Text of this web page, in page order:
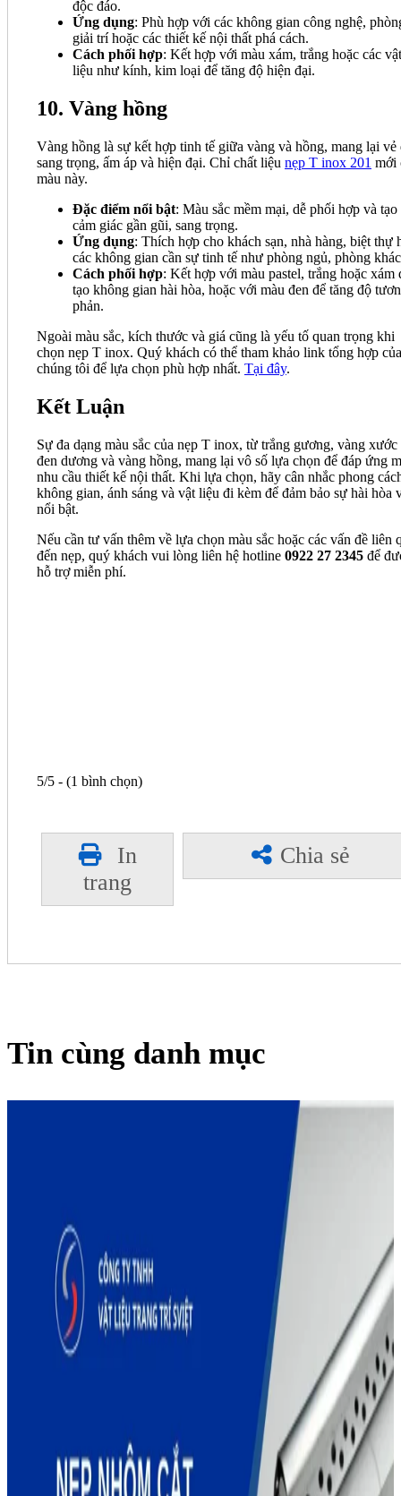
độc đáo.
Ứng dụng: Phù hợp với các không gian công nghệ,
giải trí hoặc các thiết kế nội thất phá cách.
Cách phối hợp: Kết hợp với màu xám, trắng hoặc các vật
liệu như kính, kim loại để tăng độ hiện đại.
10. Vàng hồng
Vàng hồng là sự kết hợp tinh tế giữa vàng và hồng, mang lại vẻ
sang trọng, ấm áp và hiện đại. Chỉ chất liệu nẹp T inox 201 mới
màu này.
Đặc điểm nổi bật: Màu sắc mềm mại, dễ phối hợp và tạo
cảm giác gần gũi, sang trọng.
Ứng dụng: Thích hợp cho khách sạn, nhà hàng, biệt thự
các không gian cần sự tinh tế như phòng ngủ, phòng
Cách phối hợp: Kết hợp với màu pastel, trắng hoặc xám
tạo không gian hài hòa, hoặc với màu đen để tăng độ
phản.
Ngoài màu sắc, kích thước và giá cũng là yếu tố quan trọng khi
chọn nẹp T inox. Quý khách có thể tham khảo link tổng hợp của
chúng tôi để lựa chọn phù hợp nhất. Tại đây.
Kết Luận
Sự đa dạng màu sắc của nẹp T inox, từ trắng gương, vàng xước
đen dương và vàng hồng, mang lại vô số lựa chọn để đáp ứng
nhu cầu thiết kế nội thất. Khi lựa chọn, hãy cân nhắc phong
không gian, ánh sáng và vật liệu đi kèm để đảm bảo sự hài hòa
nổi bật.
Nếu cần tư vấn thêm về lựa chọn màu sắc hoặc các vấn đề liên
đến nẹp, quý khách vui lòng liên hệ hotline 0922 27 2345 để
hỗ trợ miễn phí.
5/5 - (1 bình chọn)
In
trang
Chia sẻ
Tin cùng danh mục